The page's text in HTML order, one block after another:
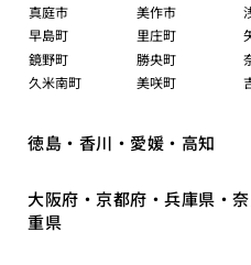
真庭市
美作市
早島町
里庄町
鏡野町
勝央町
久米南町
美咲町
徳島・香川・愛媛・高知
大阪府・京都府・兵庫県・
重県